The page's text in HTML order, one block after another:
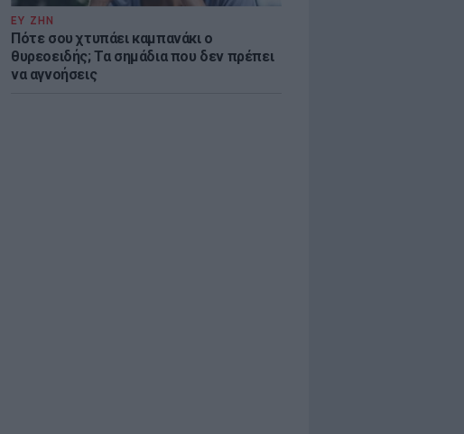
ΕΥ ΖΗΝ
Πότε σου χτυπάει καμπανάκι ο
θυρεοειδής; Τα σημάδια που δεν πρέπει
να αγνοήσεις